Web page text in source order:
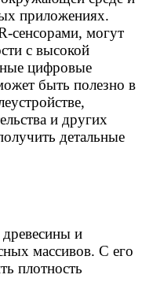
приложениях.
сенсорами, могут
с высокой
цифровые
быть полезно в
и других
детальные
древесины и
массивов. С его
плотность